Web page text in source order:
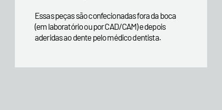
Essas peças são confecionadas fora da boca
(em laboratório ou por CAD/CAM) e depois
aderidas ao dente pelo médico dentista.